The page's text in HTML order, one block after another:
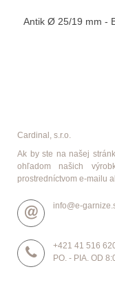
Antik Ø 25/19 mm -
Cardinal, s.r.o.
Ak by ste na našej
ohľadom našich
prostredníctvom e-mailu
info@e-
+421 41 516
PO. - PIA. OD